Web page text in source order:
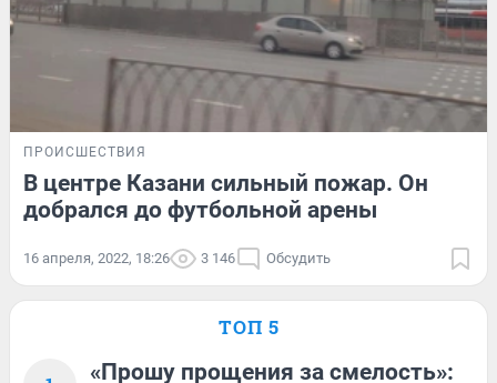
ПРОИСШЕСТВИЯ
В центре Казани сильный пожар. Он
добрался до футбольной арены
16 апреля, 2022, 18:26 3 146 Обсудить
ТОП 5
«Прошу прощения за смелость»: